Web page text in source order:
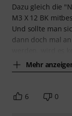
Dazu gleich die
M3 X 12 BK
Und sollte man
dann doch mal
Mehr
6 0